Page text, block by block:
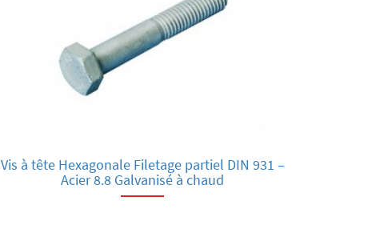
Vis à tête Hexagonale Filetage partiel DIN 931 –
Acier 8.8 Galvanisé à chaud